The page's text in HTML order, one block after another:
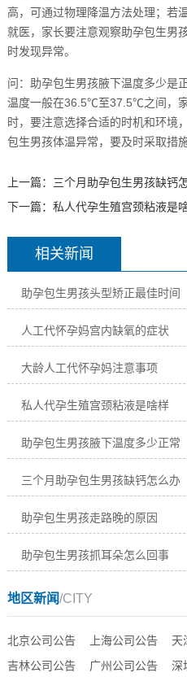
高，可通过物理降温方法处理；若
就医，家长要注意观察助孕包生男
时发现异常。
问：助孕包生男孩腋下温度多少是
温度一般在36.5℃至37.5℃之间，
时，要注意选择合适的时机和环境
包生男孩体温异常，要及时采取措
上一篇： 三个月助孕包生男孩缺钙
下一篇： 私人代孕生殖宫颈粘液是
相关新闻
助孕包生男孩头型矫正最佳时间
人工代怀孕妈宫内缺氧的症状
大龄人工代怀孕妈注意事项
私人代孕生殖宫颈粘液是啥样
助孕包生男孩腋下温度多少正常
三个月助孕包生男孩缺钙怎么办
助孕包生男孩走路晚的原因
助孕包生男孩抓耳朵怎么回事
地区新闻/CITY
北京公司公告 上海公司公告 天
吉林公司公告
广州公司公告 深